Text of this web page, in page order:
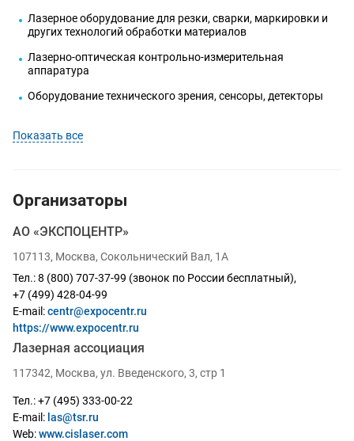
Лазерное оборудование для резки, сварки, маркировки и
других технологий обработки материалов
Лазерно-оптическая контрольно-измерительная
аппаратура
Оборудование технического зрения, сенсоры, детекторы
Показать все
Организаторы
АО «ЭКСПОЦЕНТР»
107113, Москва, Сокольнический Вал, 1А
Тел.: 8 (800) 707-37-99 (звонок по России бесплатный),
+7 (499) 428-04-99
E-mail :centr@expocentr.ru
https://www.expocentr.ru
Лазерная ассоциация
117342, Москва, ул. Введенского, 3, стр 1
Тел.: +7 (495) 333-00-22
E-mail: las@tsr.ru
Web:www.cislaser.com